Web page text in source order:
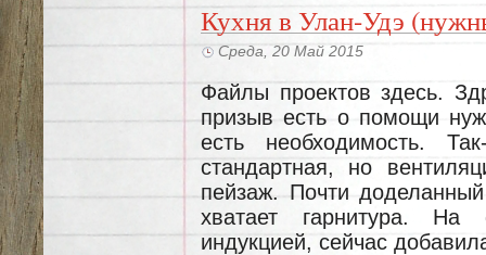
Кухня в Улан-Удэ
Среда, 20 Май 2015
Файлы проектов здесь.
призыв есть о помощи
есть необходимость.
стандартная, но
пейзаж. Почти
хватает гарнитура.
индукцией, сейчас